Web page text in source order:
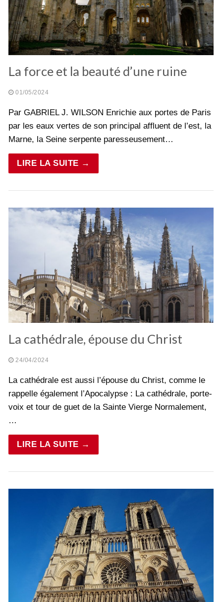
La force et la beauté d’une ruine
01/05/2024
Par GABRIEL J. WILSON Enrichie aux portes de Paris
par les eaux vertes de son principal affluent de l’est, la
Marne, la Seine serpente paresseusement…
LIRE LA SUITE →
La cathédrale, épouse du Christ
24/04/2024
La cathédrale est aussi l’épouse du Christ, comme le
rappelle également l’Apocalypse : La cathédrale, porte-
voix et tour de guet de la Sainte Vierge Normalement,
…
LIRE LA SUITE →